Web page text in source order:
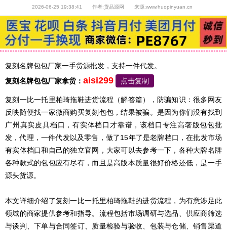
2026-06-25 19:38:41 作者:货品源网 来源:www.huopinyuan.cn
复刻名牌包包厂家一手货源批发，支持一件代发。
复刻名牌包包厂家拿货： aisi299 点击复制
复刻一比一托里柏琦拖鞋进货流程（解答篇），防骗知识：很多网友
反映随便找一家微商购买复刻包包，结果被骗。是因为你们没有找到
广州真实皮具档口，有实体档口才靠谱，该档口专注高奢版包包批
发，代理，一件代发以及零售，做了15年了是老牌档口，在批发市场
有实体档口和自己的独立官网，大家可以去参考一下，各种大牌名牌
各种款式的包包应有尽有，而且是高版本质量很好价格还低，是一手
源头货源。
本文详细介绍了复刻一比一托里柏琦拖鞋的进货流程，为有意涉足此
领域的商家提供参考和指导。流程包括市场调研与选品、供应商筛选
与谈判、下单与合同签订、质量检验与验收、包装与仓储、销售渠道